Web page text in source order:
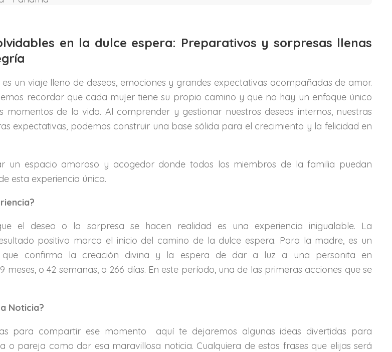
en la dulce espera: Preparativos y sorpresas llenas
un viaje lleno de deseos, emociones y grandes expectativas acompañadas de amor.
recordar que cada mujer tiene su propio camino y que no hay un enfoque único
momentos de la vida. Al comprender y gestionar nuestros deseos internos, nuestras
expectativas, podemos construir una base sólida para el crecimiento y la felicidad en
un espacio amoroso y acogedor donde todos los miembros de la familia puedan
esta experiencia única.
el deseo o la sorpresa se hacen realidad es una experiencia inigualable. La
positivo marca el inicio del camino de la dulce espera. Para la madre, es un
que confirma la creación divina y la espera de dar a luz a una personita en
meses, o 42 semanas, o 266 días. En este período, una de las primeras acciones que se
Noticia?
para compartir ese momento aquí te dejaremos algunas ideas divertidas para
o pareja como dar esa maravillosa noticia. Cualquiera de estas frases que elijas será